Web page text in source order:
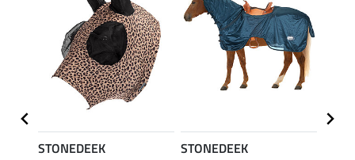
STONEDEEK
STONEDEEK